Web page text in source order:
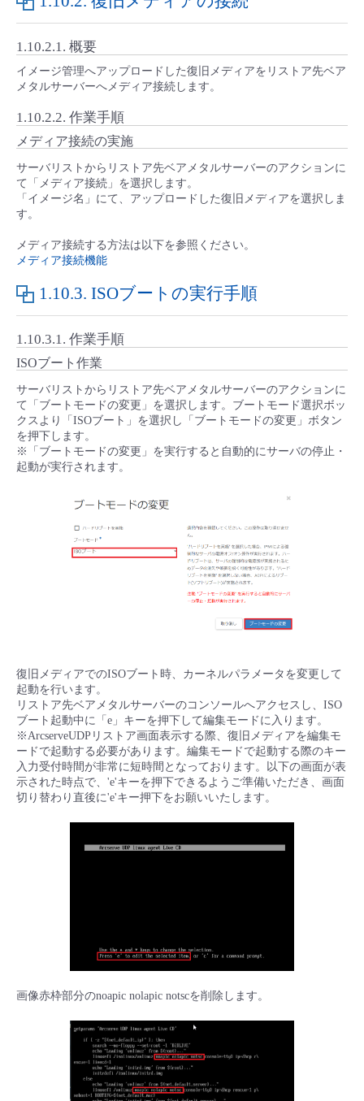
- APIリファレンス
- クラウド / サーバー
- Flexible InterConnect
- Flexible Remote Access
- ITインフラストラクチャー
- その他
1.10.2.1. 概要
イメージ管理へアップロードした復旧メディアをリストア先ベア
メタルサーバーへメディア接続します。
1.10.2.2. 作業手順
メディア接続の実施
サーバリストからリストア先ベアメタルサーバーのアクションに
て「メディア接続」を選択します。
「イメージ名」にて、アップロードした復旧メディアを選択しま
す。
メディア接続する方法は以下を参照ください。
メディア接続機能
1.10.3. ISOブートの実行手順
1.10.3.1. 作業手順
ISOブート作業
サーバリストからリストア先ベアメタルサーバーのアクションに
て「ブートモードの変更」を選択します。ブートモード選択ボッ
クスより「ISOブート」を選択し「ブートモードの変更」ボタン
を押下します。
※「ブートモードの変更」を実行すると自動的にサーバの停止・
起動が実行されます。
復旧メディアでのISOブート時、カーネルパラメータを変更して
起動を行います。
リストア先ベアメタルサーバーのコンソールへアクセスし、ISO
ブート起動中に「e」キーを押下して編集モードに入ります。
※ArcserveUDPリストア画面表示する際、復旧メディアを編集モ
ードで起動する必要があります。編集モードで起動する際のキー
入力受付時間が非常に短時間となっております。以下の画面が表
示された時点で、'e'キーを押下できるようご準備いただき、画面
切り替わり直後に'e'キー押下をお願いいたします。
画像赤枠部分のnoapic nolapic notscを削除します。